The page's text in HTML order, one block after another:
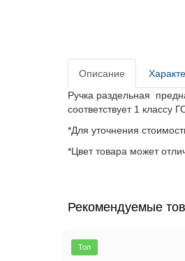
Описание
Ручка раздельная
соответствует 1
*Для уточнения
*Цвет товара может
Рекомендуемые
Топ